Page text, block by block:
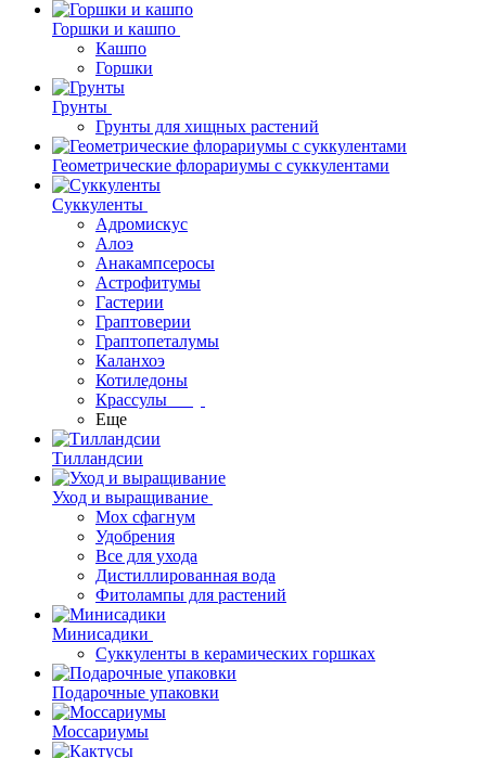
Горшки и кашпо
Кашпо
Горшки
Грунты
Грунты для хищных растений
Геометрические флорариумы с суккулентами
Суккуленты
Адромискус
Алоэ
Анакампсеросы
Астрофитумы
Гастерии
Граптоверии
Граптопеталумы
Каланхоэ
Котиледоны
Крассулы
Еще
Тилландсии
Уход и выращивание
Мох сфагнум
Удобрения
Все для ухода
Дистиллированная вода
Фитолампы для растений
Минисадики
Суккуленты в керамических горшках
Подарочные упаковки
Моссариумы